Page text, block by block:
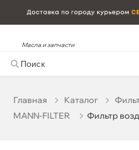
Масла и запчасти
Главная Катало
MANN-FILTER
Фильтр